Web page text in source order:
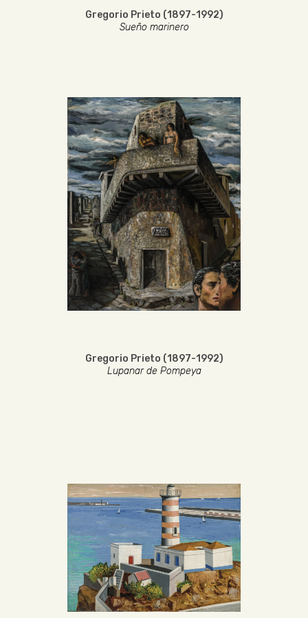
Gregorio Prieto (1897-1992)
Sueño marinero
Gregorio Prieto (1897-1992)
Lupanar de Pompeya